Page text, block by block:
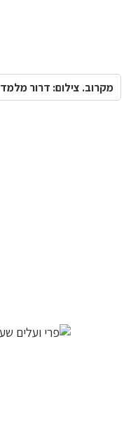
מקרוב. צילום: דרור מלמד